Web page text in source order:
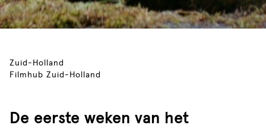
Zuid-Holland
Filmhub Zuid-Holland
De eerste weken van het